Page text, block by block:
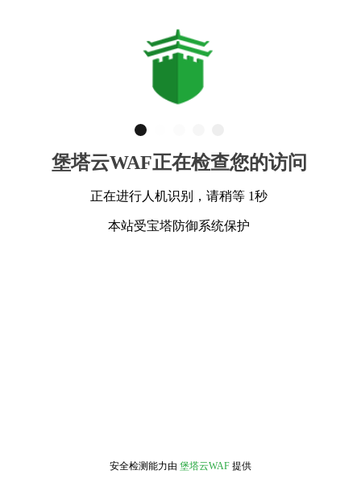
堡塔云WAF正在检查您的访问
正在进行人机识别，请稍等 1秒
本站受宝塔防御系统保护
安全检测能力由 堡塔云WAF 提供